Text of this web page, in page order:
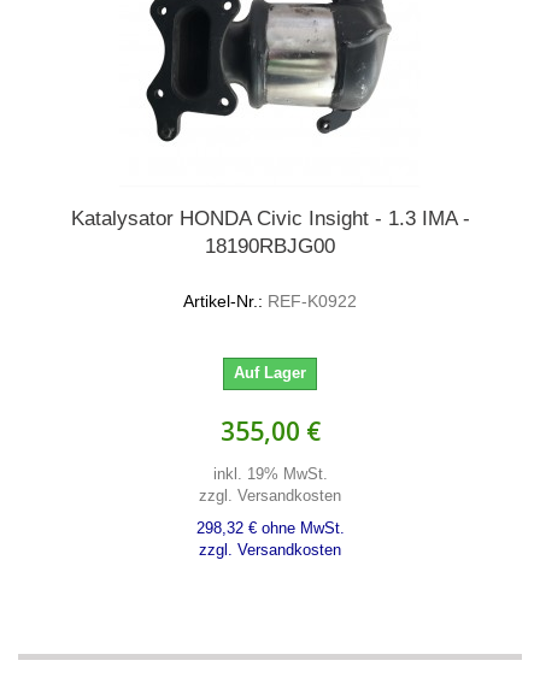
Katalysator HONDA Civic Insight - 1.3 IMA -
18190RBJG00
Artikel-Nr.: REF-K0922
Auf Lager
355,00 €
inkl. 19% MwSt.
zzgl. Versandkosten
298,32 € ohne MwSt.
zzgl. Versandkosten